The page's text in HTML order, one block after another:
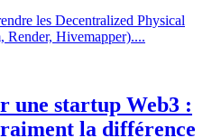
les Decentralized Physical
Hivemapper)....
une startup Web3 :
la différence